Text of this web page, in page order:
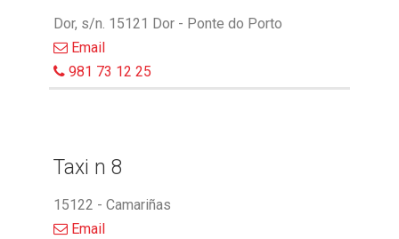
Dor, s/n. 15121 Dor - Ponte do Porto
Email
981 73 12 25
Taxi n 8
15122 - Camariñas
Email